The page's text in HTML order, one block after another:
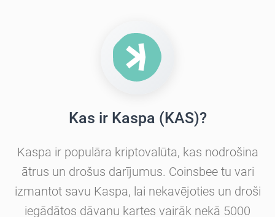
Kas ir Kaspa (KAS)?
Kaspa ir populāra kriptovalūta, kas nodrošina
ātrus un drošus darījumus. Coinsbee tu vari
izmantot savu Kaspa, lai nekavējoties un droši
iegādātos dāvanu kartes vairāk nekā 5000